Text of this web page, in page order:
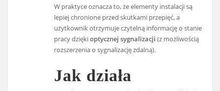
W praktyce oznacza to, że elementy instalacji są
lepiej chronione przed skutkami przepięć, a
użytkownik otrzymuje czytelną informację o stanie
pracy dziękioptycznej sygnalizacji (z możliwością
rozszerzenia o sygnalizację zdalną).
Jak działa